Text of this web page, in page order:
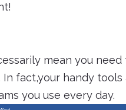
mean you need
fact,your handy tools
you use every day.